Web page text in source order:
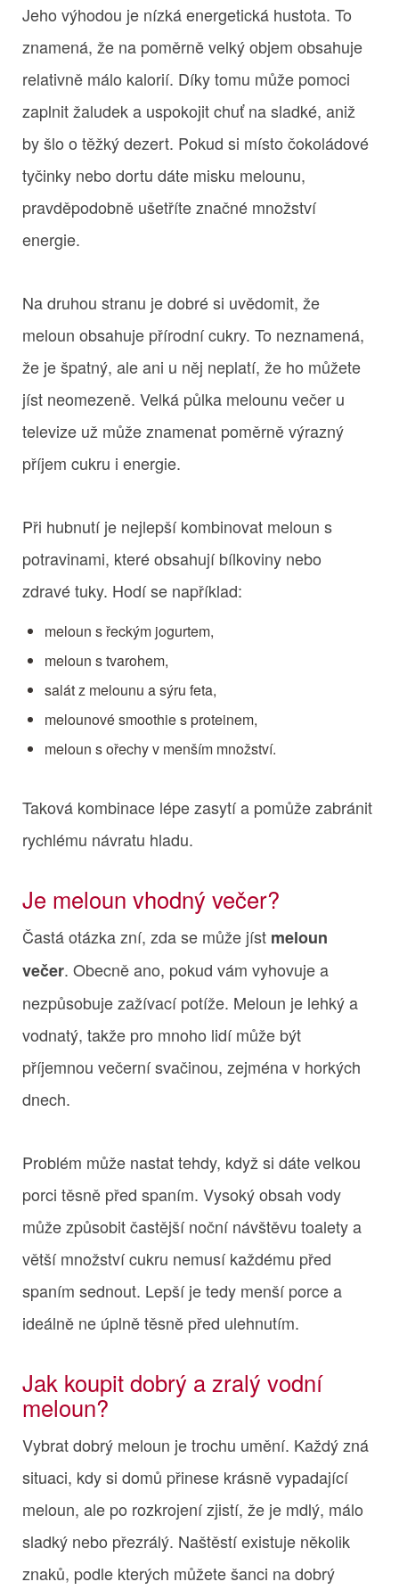
Jeho výhodou je nízká energetická hustota. To
znamená, že na poměrně velký objem obsahuje
relativně málo kalorií. Díky tomu může pomoci
zaplnit žaludek a uspokojit chuť na sladké, aniž
by šlo o těžký dezert. Pokud si místo čokoládové
tyčinky nebo dortu dáte misku melounu,
pravděpodobně ušetříte značné množství
energie.
Na druhou stranu je dobré si uvědomit, že
meloun obsahuje přírodní cukry. To neznamená,
že je špatný, ale ani u něj neplatí, že ho můžete
jíst neomezeně. Velká půlka melounu večer u
televize už může znamenat poměrně výrazný
příjem cukru i energie.
Při hubnutí je nejlepší kombinovat meloun s
potravinami, které obsahují bílkoviny nebo
zdravé tuky. Hodí se například:
meloun s řeckým jogurtem,
meloun s tvarohem,
salát z melounu a sýru feta,
melounové smoothie s proteinem,
meloun s ořechy v menším množství.
Taková kombinace lépe zasytí a pomůže zabránit
rychlému návratu hladu.
Je meloun vhodný večer?
Častá otázka zní, zda se může jíst meloun
večer. Obecně ano, pokud vám vyhovuje a
nezpůsobuje zažívací potíže. Meloun je lehký a
vodnatý, takže pro mnoho lidí může být
příjemnou večerní svačinou, zejména v horkých
dnech.
Problém může nastat tehdy, když si dáte velkou
porci těsně před spaním. Vysoký obsah vody
může způsobit častější noční návštěvu toalety a
větší množství cukru nemusí každému před
spaním sednout. Lepší je tedy menší porce a
ideálně ne úplně těsně před ulehnutím.
Jak koupit dobrý a zralý vodní
meloun?
Vybrat dobrý meloun je trochu umění. Každý zná
situaci, kdy si domů přinese krásně vypadající
meloun, ale po rozkrojení zjistí, že je mdlý, málo
sladký nebo přezrálý. Naštěstí existuje několik
znaků, podle kterých můžete šanci na dobrý